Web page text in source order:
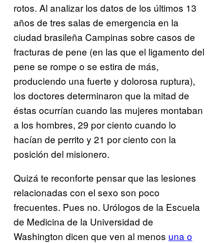
rotos. Al analizar los datos de los últimos 13
años de tres salas de emergencia en la
ciudad brasileña Campinas sobre casos de
fracturas de pene (en las que el ligamento del
pene se rompe o se estira de más,
produciendo una fuerte y dolorosa ruptura),
los doctores determinaron que la mitad de
éstas ocurrían cuando las mujeres montaban
a los hombres, 29 por ciento cuando lo
hacían de perrito y 21 por ciento con la
posición del misionero.
Quizá te reconforte pensar que las lesiones
relacionadas con el sexo son poco
frecuentes. Pues no. Urólogos de la Escuela
de Medicina de la Universidad de
Washington dicen que ven al menos una o